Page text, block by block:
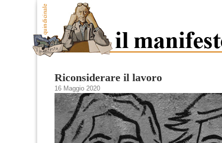
Riconsiderare il lavoro
16 Maggio 2020